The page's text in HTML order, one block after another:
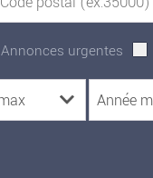
Annonces urgentes